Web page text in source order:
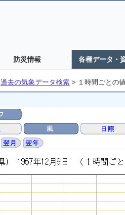
防災情報 各種データ・
過去の気象データ検索 > １時間ごとの